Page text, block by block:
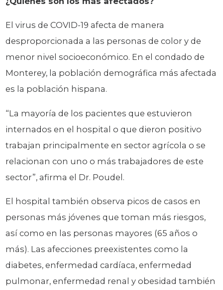
El virus de COVID-19 afecta de manera
desproporcionada a las personas de color y de
menor nivel socioeconómico. En el condado de
Monterey, la población demográfica más afectada
es la población hispana.
“La mayoría de los pacientes que estuvieron
internados en el hospital o que dieron positivo
trabajan principalmente en sector agrícola o se
relacionan con uno o más trabajadores de este
sector”, afirma el Dr. Poudel.
El hospital también observa picos de casos en
personas más jóvenes que toman más riesgos,
así como en las personas mayores (65 años o
más). Las afecciones preexistentes como la
diabetes, enfermedad cardíaca, enfermedad
pulmonar, enfermedad renal y obesidad también